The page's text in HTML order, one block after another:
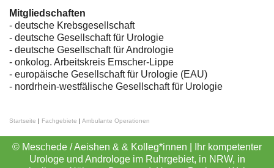
Mitgliedschaften
- deutsche Krebsgesellschaft
- deutsche Gesellschaft für Urologie
- deutsche Gesellschaft für Andrologie
- onkolog. Arbeitskreis Emscher-Lippe
- europäische Gesellschaft für Urologie (EAU)
- nordrhein-westfälische Gesellschaft für Urologie
Startseite | Fachgebiete | Ambulante Operationen
© Meschede / Aeishen & & Kolleg*innen | Ihr kompetenter
Urologe und Androloge im Ruhrgebiet, in NRW, in